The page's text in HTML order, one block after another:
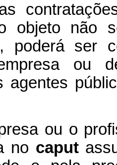
objeto não
poderá ser
ou
agentes
ou o
no caput